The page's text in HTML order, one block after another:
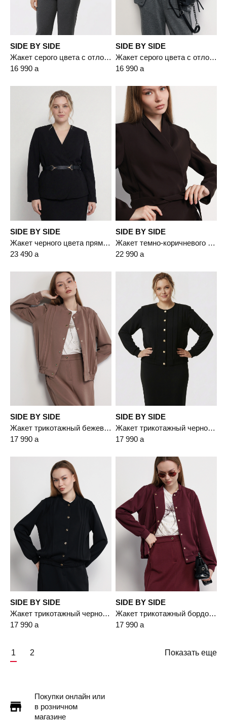
SIDE BY SIDE
Жакет серого цвета с отложным воротником на пуговицах
16 990 a
SIDE BY SIDE
Жакет серого цвета с отложным воротником на пуговицах
16 990 a
SIDE BY SIDE
Жакет черного цвета прямого кроя
23 490 a
SIDE BY SIDE
Жакет темно-коричневого цвета прямого кроя с имитацией карманов
22 990 a
SIDE BY SIDE
Жакет трикотажный бежевого цвета прямого кроя
17 990 a
SIDE BY SIDE
Жакет трикотажный черного цвета прямого кроя
17 990 a
SIDE BY SIDE
Жакет трикотажный черного цвета прямого кроя
17 990 a
SIDE BY SIDE
Жакет трикотажный бордового цвета прямого кроя
17 990 a
1 2 Показать еще
Покупки онлайн или
в розничном
магазине